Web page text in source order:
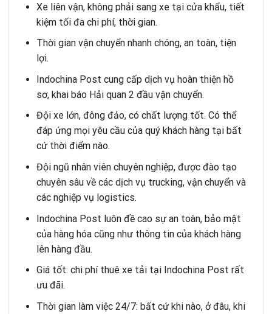
Xe liên vận, không phải sang xe tại cửa khẩu, tiết
kiệm tối đa chi phí, thời gian.
Thời gian vận chuyển nhanh chóng, an toàn, tiện
lợi.
Indochina Post cung cấp dịch vụ hoàn thiện hồ
sơ, khai báo Hải quan 2 đầu vận chuyển.
Đội xe lớn, đông đảo, có chất lượng tốt. Có thể
đáp ứng mọi yêu cầu của quý khách hàng tại bất
cứ thời điểm nào.
Đội ngũ nhân viên chuyên nghiệp, được đào tạo
chuyên sâu về các dịch vụ trucking, vận chuyển và
các nghiệp vụ logistics.
Indochina Post luôn đề cao sự an toàn, bảo mật
của hàng hóa cũng như thông tin của khách hàng
lên hàng đầu.
Giá tốt: chi phí thuê xe tải tại Indochina Post rất
ưu đãi.
Thời gian làm việc 24/7: bất cứ khi nào, ở đâu, khi